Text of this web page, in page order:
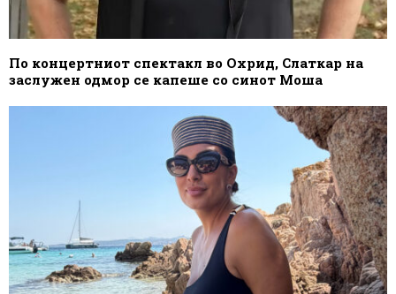
По концертниот спектакл во Охрид, Слаткар на
заслужен одмор се капеше со синот Моша